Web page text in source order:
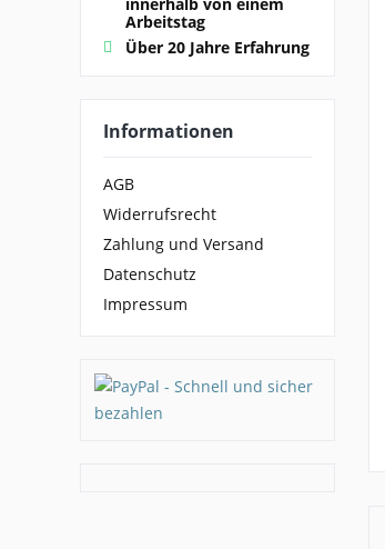
Arbeitstag
Über 20 Jahre Erfahrung
Informationen
AGB
Widerrufsrecht
Zahlung und Versand
Datenschutz
Impressum